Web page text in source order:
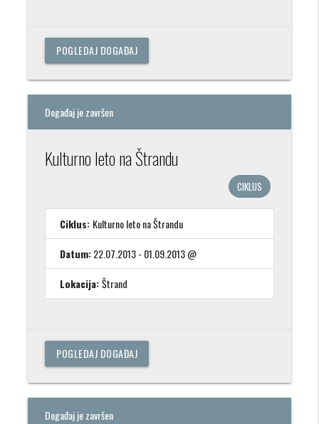
POGLEDAJ DOGAĐAJ
Događaj je završen
Kulturno leto na Štrandu
CIKLUS
Ciklus: Kulturno leto na Štrandu
Datum:22.07.2013 - 01.09.2013 @
Lokacija:Štrand
POGLEDAJ DOGAĐAJ
Događaj je završen